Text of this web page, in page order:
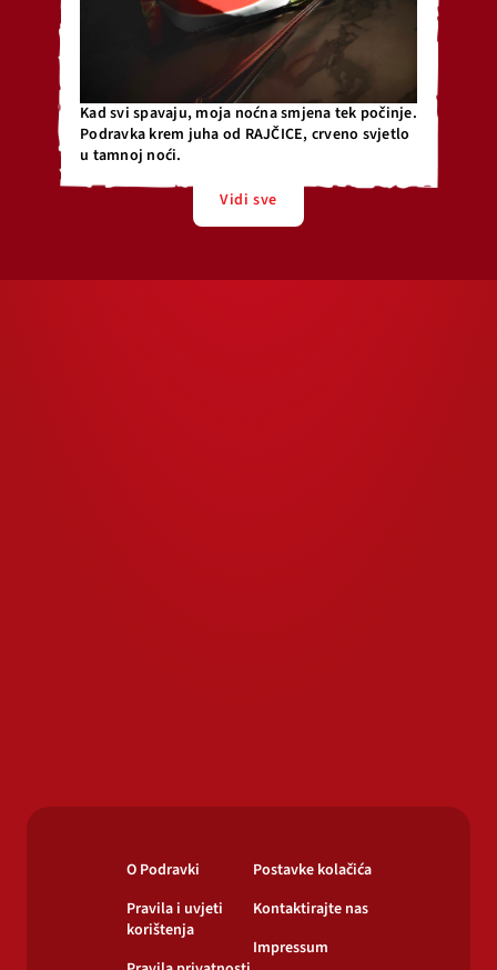
Kad svi spavaju, moja noćna smjena tek počinje.
Podravka krem juha od RAJČICE, crveno svjetlo
u tamnoj noći.
Vidi sve
O Podravki
Pravila i uvjeti
korištenja
Postavke kolačića
Kontaktirajte nas
Impressum